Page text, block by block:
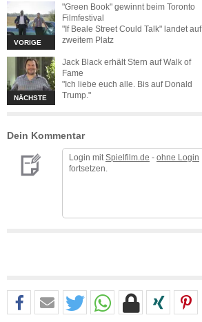
VORIGE
"Green Book" gewinnt beim Toronto
Filmfestival
"If Beale Street Could Talk" landet auf
zweitem Platz
NÄCHSTE
Jack Black erhält Stern auf Walk of
Fame
"Ich liebe euch alle. Bis auf Donald
Trump."
Dein Kommentar
Login mit Spielfilm.de - ohne Login
fortsetzen.